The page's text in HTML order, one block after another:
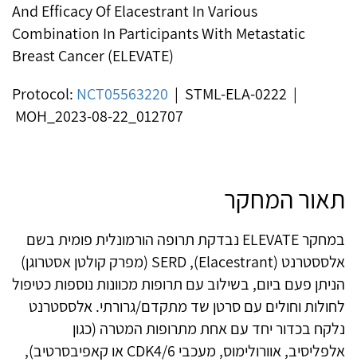
And Efficacy Of Elacestrant In Various
Combination In Participants With Metastatic
Breast Cancer (ELEVATE)
Protocol: NCT05563220 | STML-ELA-0222 |
MOH_2023-08-22_012707
תאור המחקר
במחקר ELEVATE נבדקת תרופה הורמונלית פומית בשם
אלססטרנט (Elacestrant), SERD (מפרק קולטן אסטרוגן)
הניתן פעם ביום, בשילוב עם תרופות מכוונות נוספות כטיפול
לחולות וחולים עם סרטן שד מתקדם/גרורתי. אלססטרנט
נלקח בכדור יחד עם אחת מתרופות המטרה (כגון
אלפליסיב, אוורולימוס, מעכבי CDK4/6 או קאפיבסרטיב),